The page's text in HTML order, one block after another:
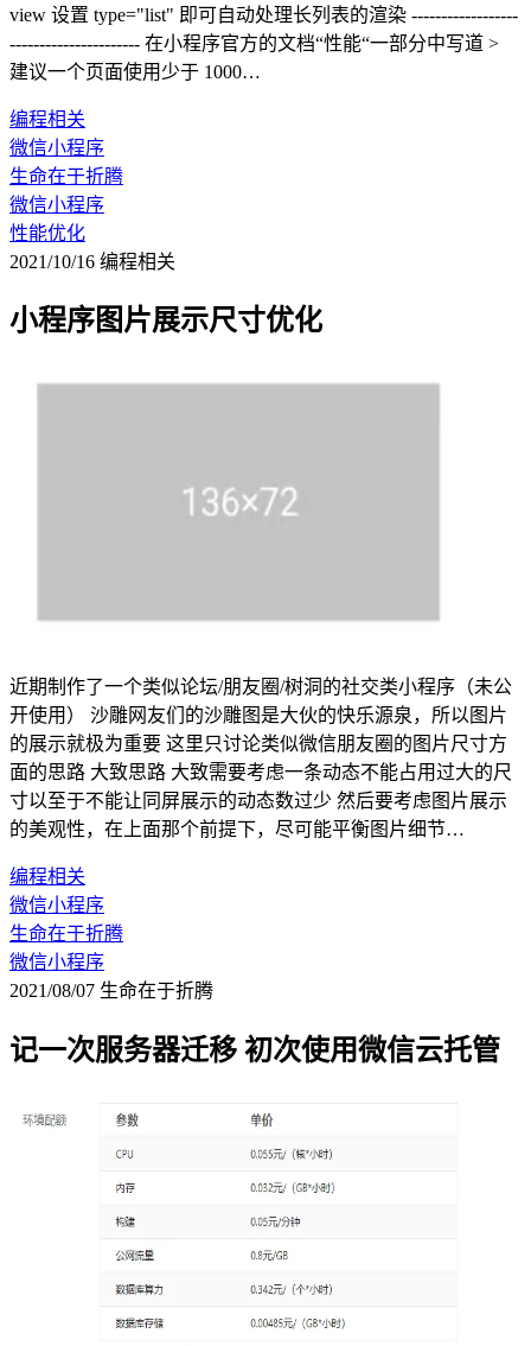
view 设置 type="list" 即可自动处理长列表的渲染 ------------------
---------------------- 在小程序官方的文档“性能“一部分中写道 >
建议一个页面使用少于 1000…
编程相关
微信小程序
生命在于折腾
微信小程序
性能优化
2021/10/16 编程相关
小程序图片展示尺寸优化
近期制作了一个类似论坛/朋友圈/树洞的社交类小程序（未公
开使用） 沙雕网友们的沙雕图是大伙的快乐源泉，所以图片
的展示就极为重要 这里只讨论类似微信朋友圈的图片尺寸方
面的思路 大致思路 大致需要考虑一条动态不能占用过大的尺
寸以至于不能让同屏展示的动态数过少 然后要考虑图片展示
的美观性，在上面那个前提下，尽可能平衡图片细节…
编程相关
微信小程序
生命在于折腾
微信小程序
2021/08/07 生命在于折腾
记一次服务器迁移 初次使用微信云托管